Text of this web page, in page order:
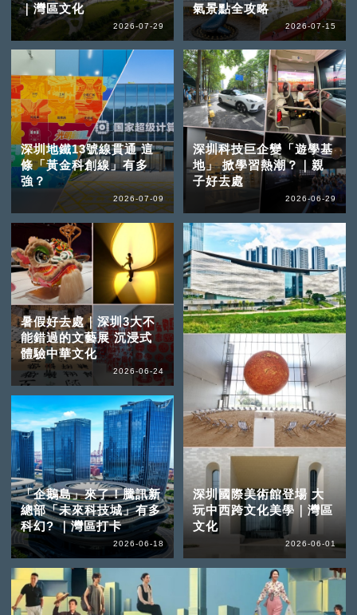
｜灣區文化
2026-07-29
氣景點全攻略
2026-07-15
深圳地鐵13號線貫通 這
條「黃金科創線」有多
強？
2026-07-09
深圳科技巨企變「遊學基
地」 掀學習熱潮？｜親
子好去處
2026-06-29
暑假好去處｜深圳3大不
能錯過的文藝展 沉浸式
體驗中華文化
2026-06-24
「企鵝島」來了！騰訊新
總部「未來科技城」有多
科幻? ｜灣區打卡
2026-06-18
深圳國際美術館登場 大
玩中西跨文化美學｜灣區
文化
2026-06-01